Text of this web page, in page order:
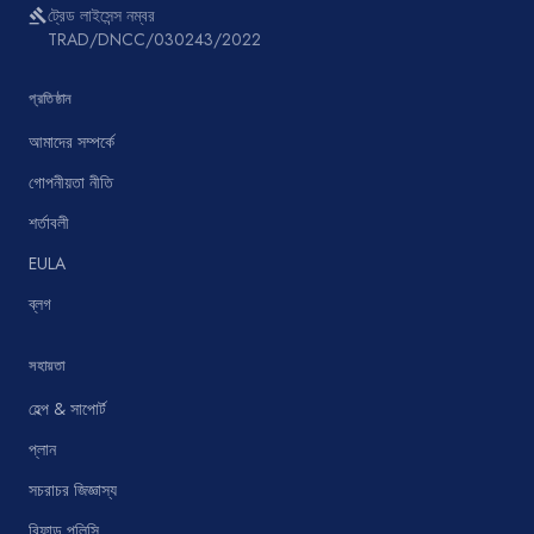
gavelট্রেড লাইসেন্স নম্বর
TRAD/DNCC/030243/2022
প্রতিষ্ঠান
আমাদের সম্পর্কে
গোপনীয়তা নীতি
শর্তাবলী
EULA
ব্লগ
সহায়তা
হেল্প & সাপোর্ট
প্লান
সচরাচর জিজ্ঞাস্য